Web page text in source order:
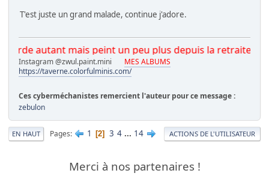
T'est juste un grand malade, continue j'adore.
autant mais peint un peu plus depuis la retraite.
Instagram @zwul.paint.mini MES ALBUMS
https://taverne.colorfulminis.com/
Ces cyberméchanistes remercient l'auteur pour ce message :
zebulon
EN HAUT Pages 1 2 3 4 ... 14 ACTIONS DE L'UTILISATEUR
Merci à nos partenaires !